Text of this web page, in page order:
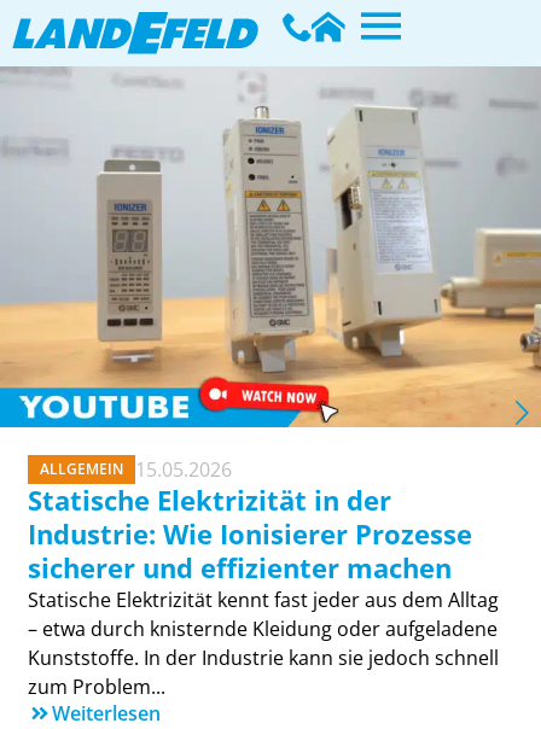
ALLGEMEIN 15.05.2026
Statische Elektrizität in der
Industrie: Wie Ionisierer Prozesse
sicherer und effizienter machen
Statische Elektrizität kennt fast jeder aus dem Alltag
– etwa durch knisternde Kleidung oder aufgeladene
Kunststoffe. In der Industrie kann sie jedoch schnell
zum Problem...
Weiterlesen